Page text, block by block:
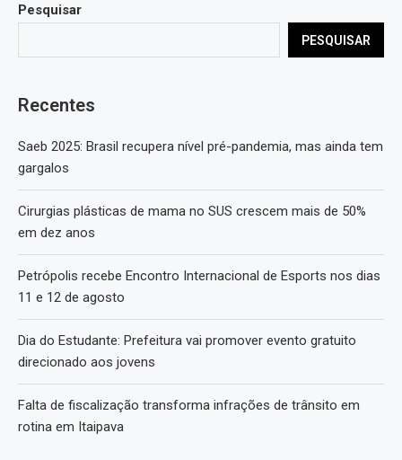
Pesquisar
PESQUISAR
Recentes
Saeb 2025: Brasil recupera nível pré-pandemia, mas ainda tem
gargalos
Cirurgias plásticas de mama no SUS crescem mais de 50%
em dez anos
Petrópolis recebe Encontro Internacional de Esports nos dias
11 e 12 de agosto
Dia do Estudante: Prefeitura vai promover evento gratuito
direcionado aos jovens
Falta de fiscalização transforma infrações de trânsito em
rotina em Itaipava